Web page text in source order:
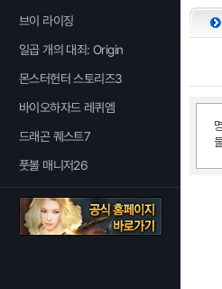
브이 라이징
일곱 개의 대죄: Origin
몬스터헌터 스토리즈3
바이오하자드 레퀴엠
드래곤 퀘스트7
풋볼 매니저26